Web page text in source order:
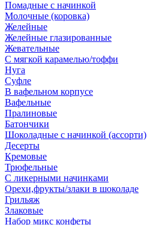
Помадные с начинкой
Молочные (коровка)
Желейные
Желейные глазированные
Жевательные
С мягкой карамелью/тоффи
Нуга
Суфле
В вафельном корпусе
Вафельные
Пралиновые
Батончики
Шоколадные с начинкой (ассорти)
Десерты
Кремовые
Трюфельные
С ликерными начинками
Орехи,фрукты/злаки в шоколаде
Грильяж
Злаковые
Набор микс конфеты